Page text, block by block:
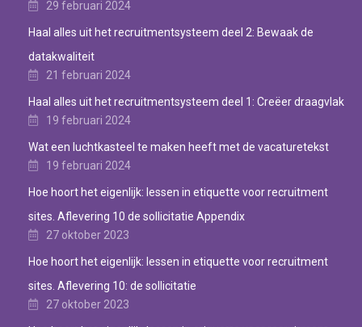
29 februari 2024
Haal alles uit het recruitmentsysteem deel 2: Bewaak de
datakwaliteit
21 februari 2024
Haal alles uit het recruitmentsysteem deel 1: Creëer draagvlak
19 februari 2024
Wat een luchtkasteel te maken heeft met de vacaturetekst
19 februari 2024
Hoe hoort het eigenlijk: lessen in etiquette voor recruitment
sites. Aflevering 10 de sollicitatie Appendix
27 oktober 2023
Hoe hoort het eigenlijk: lessen in etiquette voor recruitment
sites. Aflevering 10: de sollicitatie
27 oktober 2023